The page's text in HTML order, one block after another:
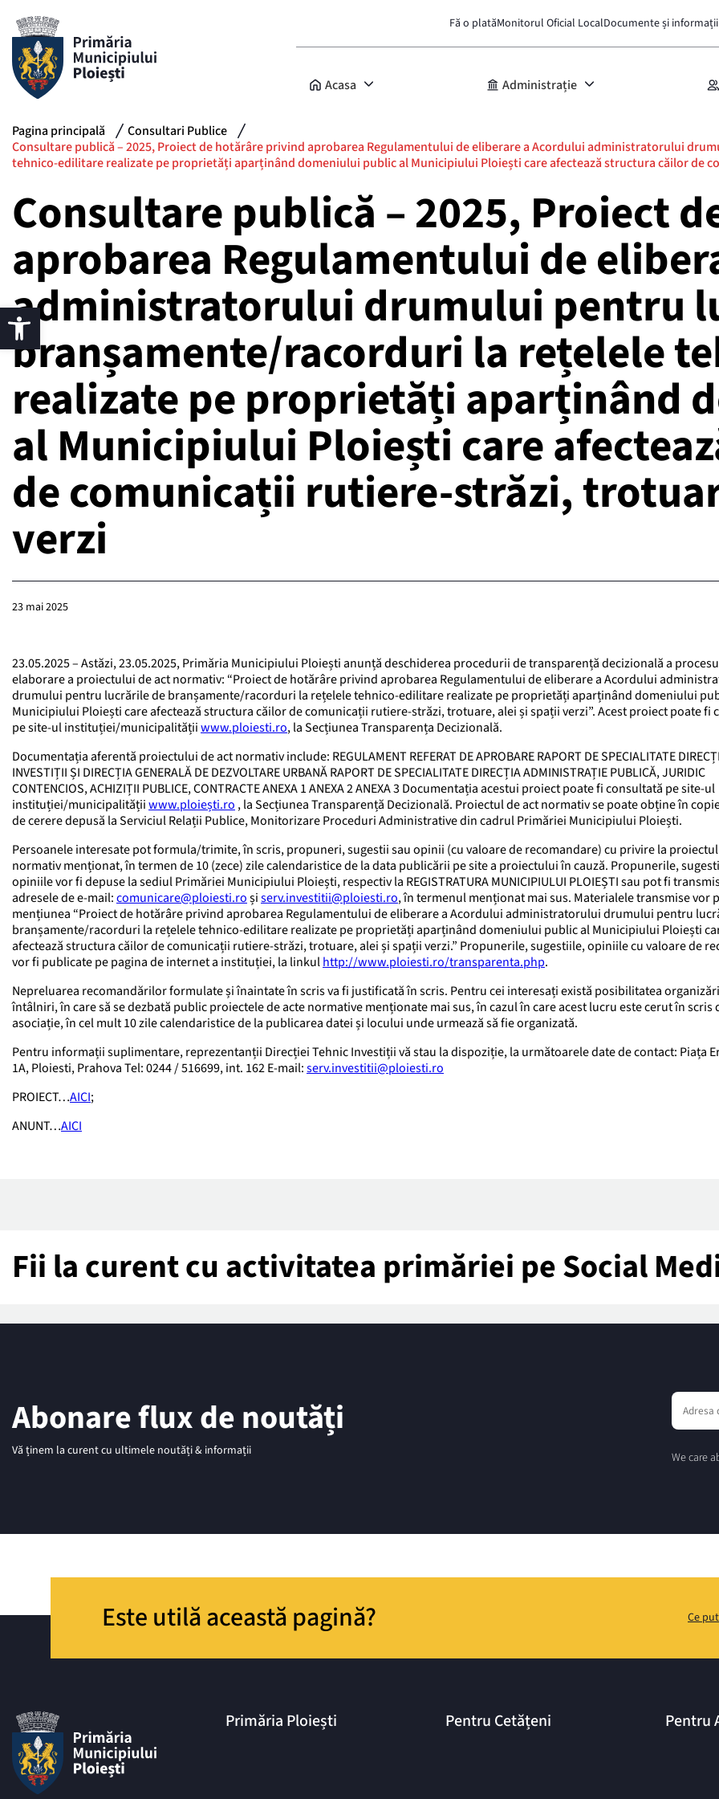
Fă o platăMonitorul Oficial LocalDocumente și
Acasa Administrație
Pagina principală
Consultari Publice
Consultare publică – 2025, Proiect de hotărâre privind aprobarea Regulamentului de eliberare a Acordului administratorului
tehnico-edilitare realizate pe proprietăți aparținând domeniului public al Municipiului Ploiești care afectează structura căilor de
Consultare publică – 2025, Proiect
aprobarea Regulamentului de
administratorului drumului pentru
branșamente/racorduri la rețelele
realizate pe proprietăți aparținând
al Municipiului Ploiești care
de comunicații rutiere-străzi,
verzi
23 mai 2025
23.05.2025 – Astăzi, 23.05.2025, Primăria Municipiului Ploiești anunță deschiderea procedurii de transparență decizională a
elaborare a proiectului de act normativ: “Proiect de hotărâre privind aprobarea Regulamentului de eliberare a Acordului
drumului pentru lucrările de branșamente/racorduri la rețelele tehnico-edilitare realizate pe proprietăți aparținând domeniului
Municipiului Ploiești care afectează structura căilor de comunicații rutiere-străzi, trotuare, alei și spații verzi”. Acest proiect poate fi
pe site-ul instituției/municipalitățiiwww.ploiesti.ro, la Secțiunea Transparența Decizională.
Documentația aferentă proiectului de act normativ include: REGULAMENT REFERAT DE APROBARE RAPORT DE SPECIALITATE
INVESTIȚII ȘI DIRECȚIA GENERALĂ DE DEZVOLTARE URBANĂ RAPORT DE SPECIALITATE DIRECȚIA ADMINISTRAȚIE PUBLICĂ, JURIDIC
CONTENCIOS, ACHIZIȚII PUBLICE, CONTRACTE ANEXA 1 ANEXA 2 ANEXA 3 Documentația acestui proiect poate fi consultată pe site-ul
instituției/municipalitățiiwww.ploiești.ro , la Secțiunea Transparență Decizională. Proiectul de act normativ se poate obține în
de cerere depusă la Serviciul Relații Publice, Monitorizare Proceduri Administrative din cadrul Primăriei Municipiului Ploiești.
Persoanele interesate pot formula/trimite, în scris, propuneri, sugestii sau opinii (cu valoare de recomandare) cu privire la
normativ menționat, în termen de 10 (zece) zile calendaristice de la data publicării pe site a proiectului în cauză. Propunerile,
opiniile vor fi depuse la sediul Primăriei Municipiului Ploiești, respectiv la REGISTRATURA MUNICIPIULUI PLOIEȘTI sau pot fi
adresele de e-mail:comunicare@ploiesti.roșiserv.investitii@ploiesti.ro, în termenul menționat mai sus. Materialele transmise vor
mențiunea “Proiect de hotărâre privind aprobarea Regulamentului de eliberare a Acordului administratorului drumului pentru
branșamente/racorduri la rețelele tehnico-edilitare realizate pe proprietăți aparținând domeniului public al Municipiului Ploiești
afectează structura căilor de comunicații rutiere-străzi, trotuare, alei și spații verzi.” Propunerile, sugestiile, opiniile cu valoare de
vor fi publicate pe pagina de internet a instituției, la linkulhttp://www.ploiesti.ro/transparenta.php.
Nepreluarea recomandărilor formulate și înaintate în scris va fi justificată în scris. Pentru cei interesați există posibilitatea
întâlniri, în care să se dezbată public proiectele de acte normative menționate mai sus, în cazul în care acest lucru este cerut în scris
asociație, în cel mult 10 zile calendaristice de la publicarea datei și locului unde urmează să fie organizată.
Pentru informații suplimentare, reprezentanții Direcției Tehnic Investiții vă stau la dispoziție, la următoarele date de contact: Piața
1A, Ploiesti, Prahova Tel: 0244 / 516699, int. 162 E-mail:serv.investitii@ploiesti.ro
PROIECT…AICI;
ANUNT…AICI
Fii la curent cu activitatea primăriei pe Social
Abonare flux de noutăți
Vă ținem la curent cu ultimele noutăți & informații We care
Este utilă această pagină? Ce
Primăria Ploiești Pentru Cetățeni Pentru